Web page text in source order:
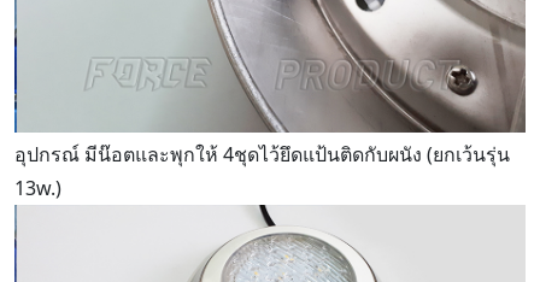
อุปกรณ์ มีน๊อตและพุกให้ 4ชุดไว้ยึดแป้นติดกับผนัง (ยกเว้นรุ่น
13w.)